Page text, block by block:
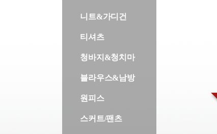
니트&가디건
티셔츠
청바지&청치마
블라우스&남방
원피스
스커트/팬츠